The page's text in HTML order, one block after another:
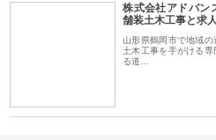
株式会社アドバン
舗装土木工事と求
山形県鶴岡市で地域
土木工事を手がける
る道…